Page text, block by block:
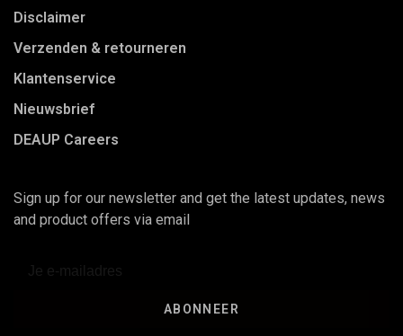
Disclaimer
Verzenden & retourneren
Klantenservice
Nieuwsbrief
DEAUP Careers
Sign up for our newsletter and get the latest updates, news
and product offers via email
ABONNEER